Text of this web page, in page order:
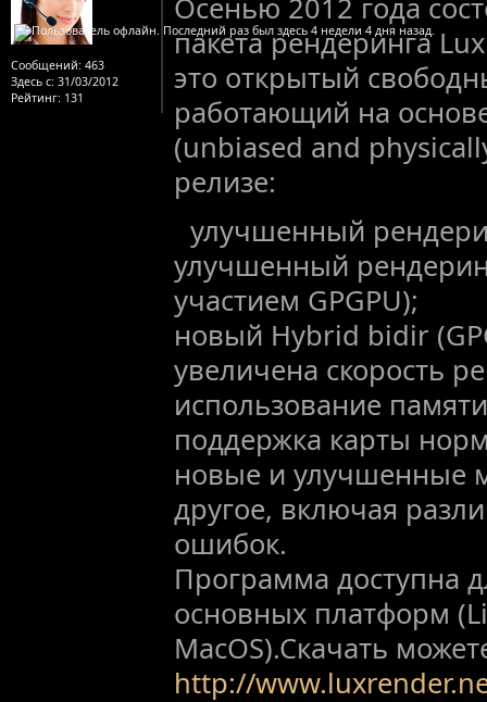
Сообщений: 463
Здесь с: 31/03/2012
Рейтинг: 131
пакета рендеринга
это открытый
работающий на
(unbiased and
релизе:
улучшенный
улучшенный
участием GPGPU);
новый Hybrid bidir
увеличена скорость
использование
поддержка карты
новые и улучшенные
другое, включая
ошибок.
Программа доступна
основных платформ
MacOS).Скачать
http://